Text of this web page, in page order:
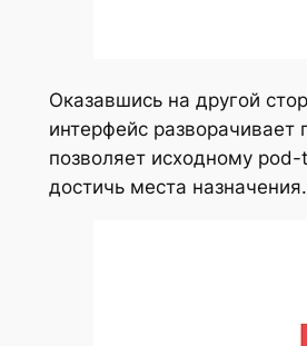
Оказавшись на другой
интерфейс разворачивает
позволяет исходному
достичь места назначения.